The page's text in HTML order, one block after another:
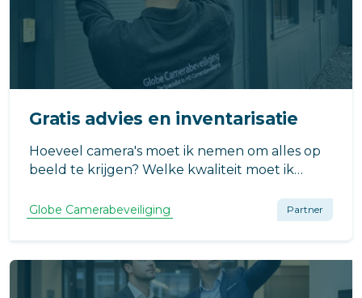
Gratis advies en inventarisatie
Hoeveel camera's moet ik nemen om alles op
beeld te krijgen? Welke kwaliteit moet ik
situatie?
Globe Camerabeveiliging Partner